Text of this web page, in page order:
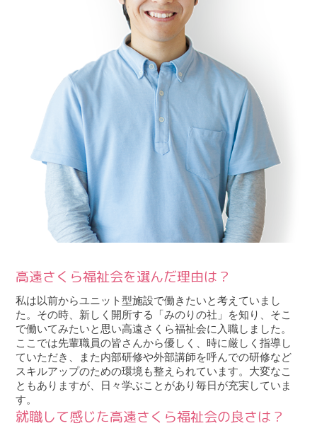
高遠さくら福祉会を選んだ理由は？
私は以前からユニット型施設で働きたいと考えていまし
た。その時、新しく開所する「みのりの社」を知り、そこ
で働いてみたいと思い高遠さくら福祉会に入職しました。
ここでは先輩職員の皆さんから優しく、時に厳しく指導し
ていただき、また内部研修や外部講師を呼んでの研修など
スキルアップのための環境も整えられています。大変なこ
ともありますが、日々学ぶことがあり毎日が充実していま
す。
就職して感じた高遠さくら福祉会の良さは？